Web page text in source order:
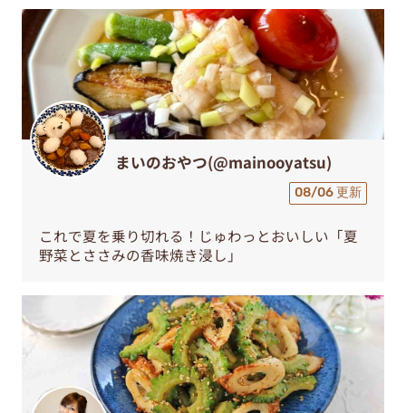
まいのおやつ(@mainooyatsu)
08/06 更新
これで夏を乗り切れる！じゅわっとおいしい「夏
野菜とささみの香味焼き浸し」